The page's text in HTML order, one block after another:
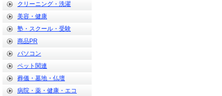
クリーニング・洗濯
美容・健康
塾・スクール・受験
商品PR
パソコン
ペット関連
葬儀・墓地・仏壇
病院・薬・健康・エコ